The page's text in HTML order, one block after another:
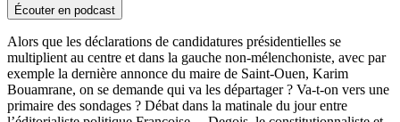
Écouter en podcast
Alors que les déclarations de candidatures présidentielles se
multiplient au centre et dans la gauche non-mélenchoniste, avec par
exemple la dernière annonce du maire de Saint-Ouen, Karim
Bouamrane, on se demande qui va les départager ? Va-t-on vers une
primaire des sondages ? Débat dans la matinale du jour entre